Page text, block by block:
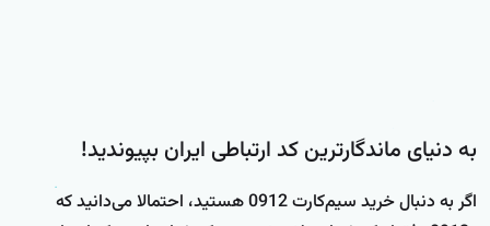
به دنیای ماندگارترین کد ارتباطی ایران بپیوندید!
اگر به دنبال خرید سیم‌کارت 0912 هستید، احتمالا می‌دانید که